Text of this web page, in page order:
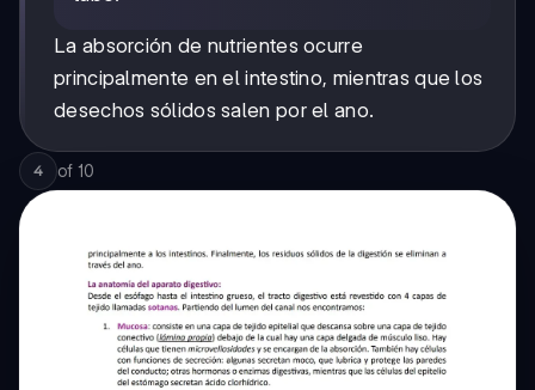
La absorción de nutrientes ocurre
principalmente en el intestino, mientras que los
desechos sólidos salen por el ano.
4 of 10